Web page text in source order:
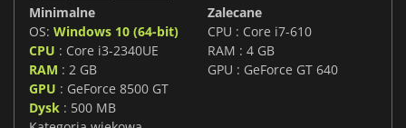
Minimalne
OS: Windows 10 (64-bit)
CPU : Core i3-2340UE
RAM : 2 GB
GPU : GeForce 8500 GT
Dysk : 500 MB
Zalecane
CPU : Core i7-610
RAM : 4 GB
GPU : GeForce GT 640